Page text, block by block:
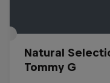
Natural
Tommy G